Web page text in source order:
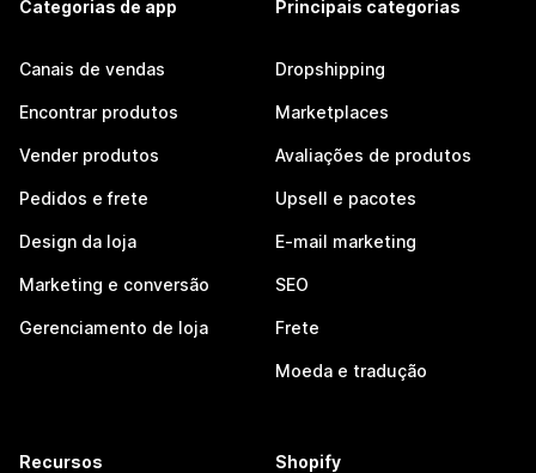
Categorias de app
Canais de vendas
Encontrar produtos
Vender produtos
Pedidos e frete
Design da loja
Marketing e conversão
Gerenciamento de loja
Principais categorias
Dropshipping
Marketplaces
Avaliações de produtos
Upsell e pacotes
E-mail marketing
SEO
Frete
Moeda e tradução
Recursos Shopify